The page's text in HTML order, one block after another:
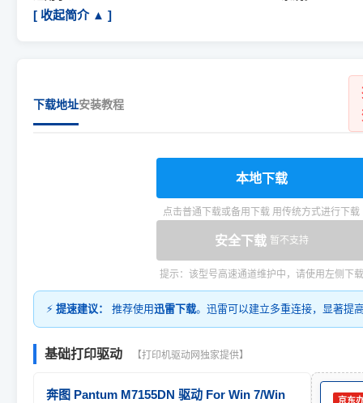
[ 收起简介 ▲ ]
下载地址安装教程
本地下载
点击普通下载或备用下载 用传统方式进行下载
安全下载 暂不支持
提示：该型号高速通道维护中，请使用左侧下载
⚡ 提速建议： 推荐使用迅雷下载。迅雷可以建立多重连接，显著提
基础打印驱动 【打印机驱动网独家提供】
奔图 Pantum M7155DN 驱动 For Win 7/Win
京东